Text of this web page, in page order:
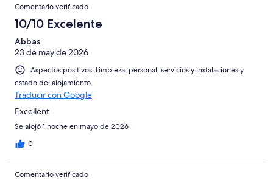
Comentario verificado
10/10 Excelente
Abbas
23 de may de 2026
Aspectos positivos: Limpieza, personal, servicios y instalaciones y
estado del alojamiento
Traducir con Google
Excellent
Se alojó 1 noche en mayo de 2026
0
Comentario verificado